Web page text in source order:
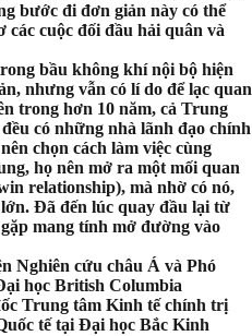
bước đi đơn giản này có thể
các cuộc đối đầu hải quân và
bầu không khí nội bộ hiện
nhưng vẫn có lí do để lạc quan
trong hơn 10 năm, cả Trung
có những nhà lãnh đạo chính
chọn cách làm việc cùng
họ nên mở ra một mối quan
relationship), mà nhờ có nó,
Đã đến lúc quay đầu lại từ
mang tính mở đường vào
Nghiên cứu châu Á và Phó
học British Columbia
Trung tâm Kinh tế chính trị
tế tại Đại học Bắc Kinh